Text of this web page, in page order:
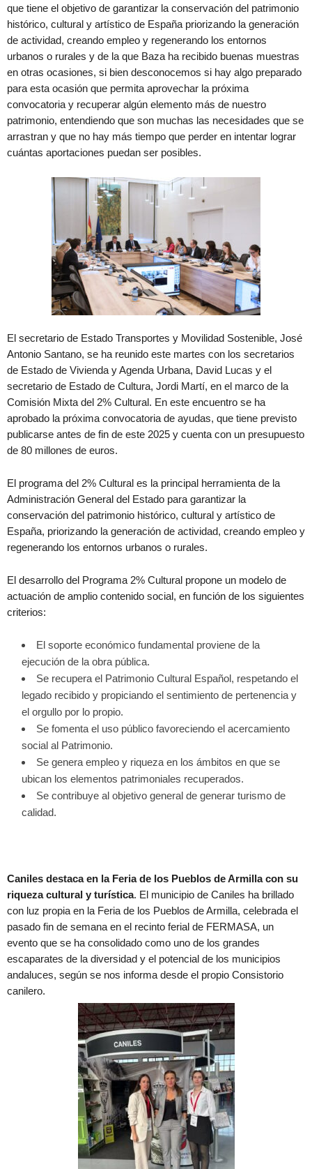
que tiene el objetivo de garantizar la conservación del patrimonio
histórico, cultural y artístico de España priorizando la generación
de actividad, creando empleo y regenerando los entornos
urbanos o rurales y de la que Baza ha recibido buenas muestras
en otras ocasiones, si bien desconocemos si hay algo preparado
para esta ocasión que permita aprovechar la próxima
convocatoria y recuperar algún elemento más de nuestro
patrimonio, entendiendo que son muchas las necesidades que se
arrastran y que no hay más tiempo que perder en intentar lograr
cuántas aportaciones puedan ser posibles.
El secretario de Estado Transportes y Movilidad Sostenible, José
Antonio Santano, se ha reunido este martes con los secretarios
de Estado de Vivienda y Agenda Urbana, David Lucas y el
secretario de Estado de Cultura, Jordi Martí, en el marco de la
Comisión Mixta del 2% Cultural. En este encuentro se ha
aprobado la próxima convocatoria de ayudas, que tiene previsto
publicarse antes de fin de este 2025 y cuenta con un presupuesto
de 80 millones de euros.
El programa del 2% Cultural es la principal herramienta de la
Administración General del Estado para garantizar la
conservación del patrimonio histórico, cultural y artístico de
España, priorizando la generación de actividad, creando empleo y
regenerando los entornos urbanos o rurales.
El desarrollo del Programa 2% Cultural propone un modelo de
actuación de amplio contenido social, en función de los siguientes
criterios:
El soporte económico fundamental proviene de la
ejecución de la obra pública.
Se recupera el Patrimonio Cultural Español, respetando el
legado recibido y propiciando el sentimiento de pertenencia y
el orgullo por lo propio.
Se fomenta el uso público favoreciendo el acercamiento
social al Patrimonio.
Se genera empleo y riqueza en los ámbitos en que se
ubican los elementos patrimoniales recuperados.
Se contribuye al objetivo general de generar turismo de
calidad.
Caniles destaca en la Feria de los Pueblos de Armilla con su
riqueza cultural y turística. El municipio de Caniles ha brillado
con luz propia en la Feria de los Pueblos de Armilla, celebrada el
pasado fin de semana en el recinto ferial de FERMASA, un
evento que se ha consolidado como uno de los grandes
escaparates de la diversidad y el potencial de los municipios
andaluces, según se nos informa desde el propio Consistorio
canilero.